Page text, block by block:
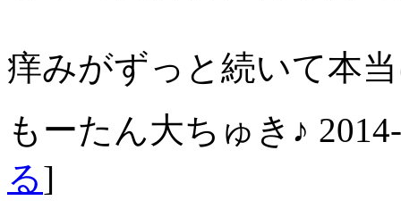
痒みがずっと続いて本
もーたん大ちゅき♪
る]